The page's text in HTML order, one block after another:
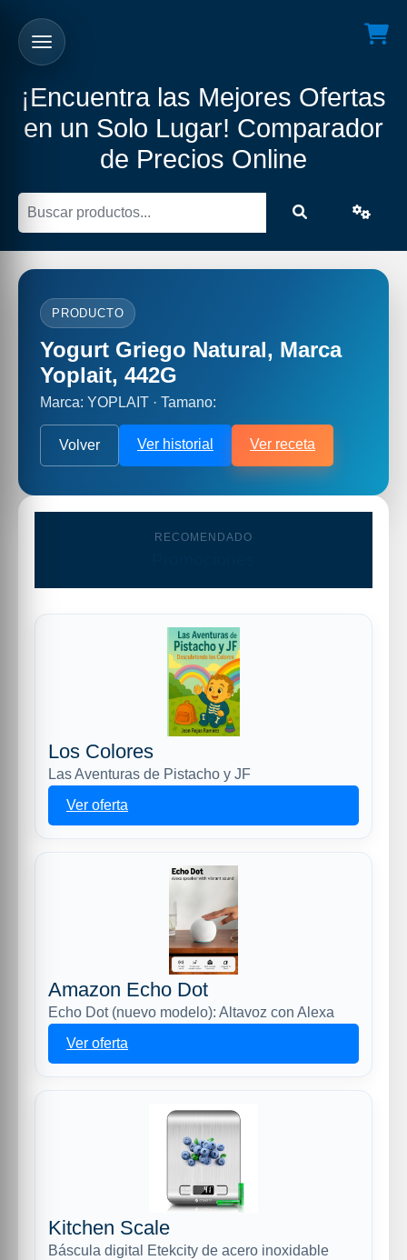
¡Encuentra las Mejores Ofertas
en un Solo Lugar! Comparador
de Precios Online
PRODUCTO
Yogurt Griego Natural, Marca
Yoplait, 442G
Marca: YOPLAIT · Tamano:
Volver Ver historial Ver receta
RECOMENDADO
Los Colores
Las Aventuras de Pistacho y JF
Ver oferta
Amazon Echo Dot
Echo Dot (nuevo modelo): Altavoz con Alexa
Ver oferta
Kitchen Scale
Báscula digital Etekcity de acero inoxidable